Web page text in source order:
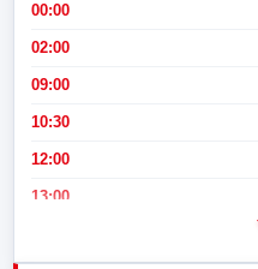
00:00
02:00
09:00
10:30
12:00
13:00